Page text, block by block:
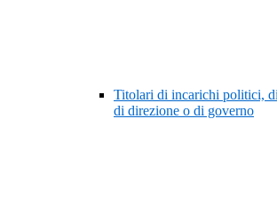
Titolari di incarichi politici,
di direzione o di governo